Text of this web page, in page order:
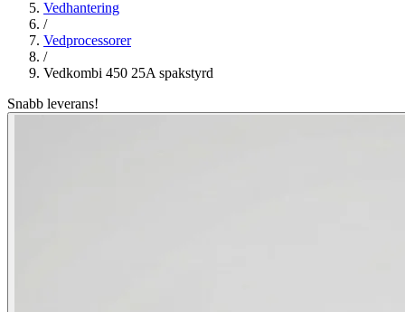
Vedhantering
/
Vedprocessorer
/
Vedkombi 450 25A spakstyrd
Snabb leverans!